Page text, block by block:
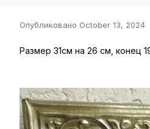
Опубликовано October 13, 2024
Размер 31см на 26 см, конец